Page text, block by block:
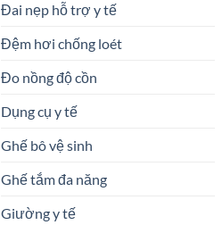
Đai nẹp hỗ trợ y tế
Đệm hơi chống loét
Đo nồng độ cồn
Dụng cụ y tế
Ghế bô vệ sinh
Ghế tắm đa năng
Giường y tế